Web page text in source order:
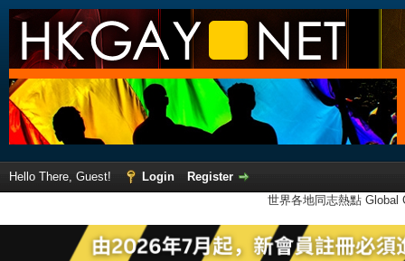
Hello There, Guest! Login
Register
世界各地同志熱點